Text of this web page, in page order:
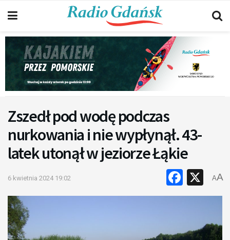
Zszedł pod wodę podczas
nurkowania i nie wypłynął. 43-
latek utonął w jeziorze Łąkie
6 kwietnia 2024 19:02 X
AA